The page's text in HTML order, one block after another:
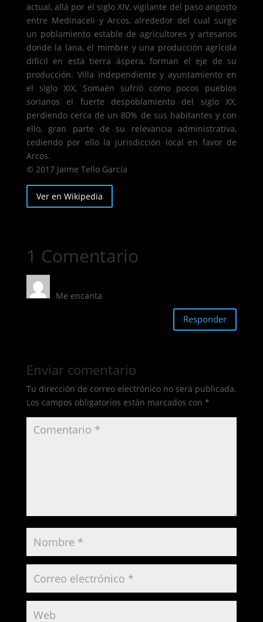
actual, allá por el siglo XIV, vigilante del paso angosto
entre Medinaceli y Arcos, alrededor del cual surge
un poblamiento estable de agricultores y artesanos
donde la lana, el mimbre y una producción agrícola
difícil en esta tierra áspera, forman el eje de su
producción. Villa independiente y ayuntamiento en
el siglo XIX, Somaén sufrió como pocos pueblos
sorianos el fuerte despoblamiento del siglo XX,
perdiendo cerca de un 80% de sus habitantes y con
ello, gran parte de su relevancia administrativa,
cediendo por ello la jurisdicción local en favor de
Arcos.
© 2017 Jaime Tello García
Ver en Wikipedia
1 Comentario
Me encanta
Responder
Enviar comentario
Tu dirección de correo electrónico no será publicada.
Los campos obligatorios están marcados con *